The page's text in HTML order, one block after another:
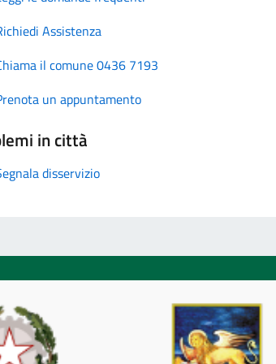
Assistenza
il comune 0436 7193
un appuntamento
in città
disservizio